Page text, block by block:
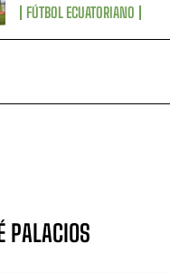
FÚTBOL ECUATORIANO
PALACIOS